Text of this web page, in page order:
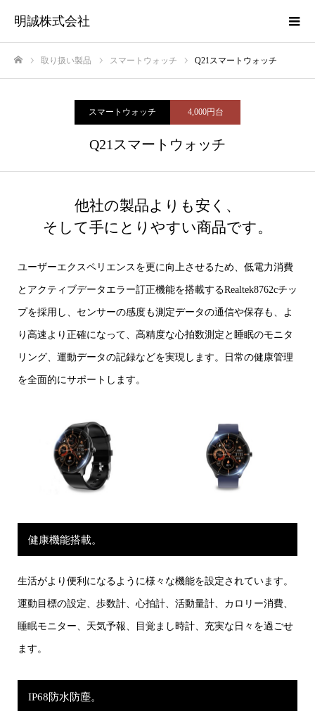
明誠株式会社
取り扱い製品 スマートウォッチ Q21スマートウォッチ
スマートウォッチ 4,000円台
Q21スマートウォッチ
他社の製品よりも安く、
そして手にとりやすい商品です。
ユーザーエクスペリエンスを更に向上させるため、低電力消費
とアクティブデータエラー訂正機能を搭載するRealtek8762cチッ
プを採用し、センサーの感度も測定データの通信や保存も、よ
り高速より正確になって、高精度な心拍数測定と睡眠のモニタ
リング、運動データの記録などを実現します。日常の健康管理
を全面的にサポートします。
健康機能搭載。
生活がより便利になるように様々な機能を設定されています。
運動目標の設定、歩数計、心拍計、活動量計、カロリー消費、
睡眠モニター、天気予報、目覚まし時計、充実な日々を過ごせ
ます。
IP68防水防塵。